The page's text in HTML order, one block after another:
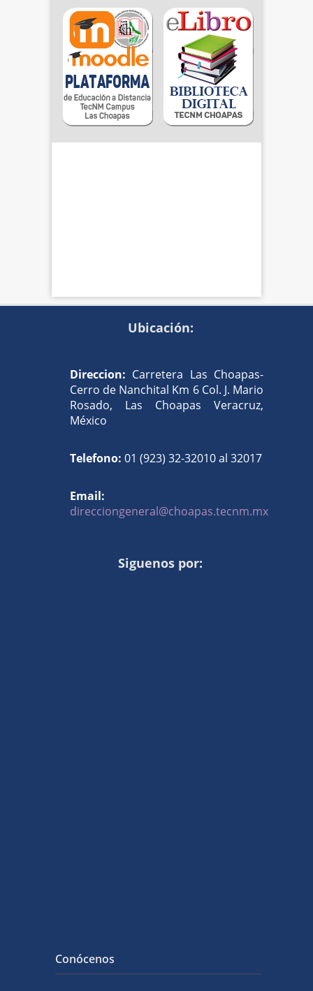
Ubicación:
Direccion: Carretera Las Choapas-
Cerro de Nanchital Km 6 Col. J. Mario
Rosado, Las Choapas Veracruz,
México
Telefono: 01 (923) 32-32010 al 32017
Email:
direcciongeneral@choapas.tecnm.mx
Siguenos por:
Conócenos